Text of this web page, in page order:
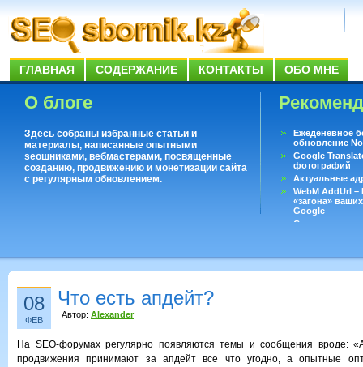
ГЛАВНАЯ СОДЕРЖАНИЕ КОНТАКТЫ ОБО МНЕ
О блоге
Здесь собраны избранные статьи и
материалы, написанные опытными
seoшниками, вебмастерами, посвященные
созданию, продвижению и монетизации сайта
с регулярным обновлением.
Ежеденевное
обновление
Google
фотографий
Актуальные
WebM AddUrl
«загона»
Google
Существует
08
ФЕВ
Что есть апдейт?
Автор: Alexander
На SEO-форумах регулярно появляются темы и сообщения вроде:
продвижения принимают за апдейт все что угодно, а опытные